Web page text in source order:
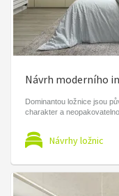
Návrh moderního
Dominantou ložnice jsou
charakter a
Návrhy ložnic